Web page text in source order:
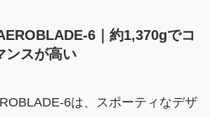
6｜約1,370gでコ
ンスが高い
6は、スポーティなデザ